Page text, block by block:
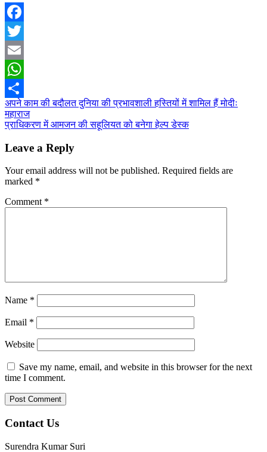
Facebook
Twitter
Email
WhatsApp
Share
Post
navigation
अपने काम की बदौलत दुनिया की प्रभावशाली हस्तियों में शामिल हैं मोदीः
महाराज
प्राधिकरण में आमजन की सहूलियत को बनेगा हेल्प डेस्क
Leave a Reply
Your email address will not be published. Required fields are
marked *
Comment *
Name *
Email *
Website
Save my name, email, and website in this browser for the next
time I comment.
Contact Us
Surendra Kumar Suri